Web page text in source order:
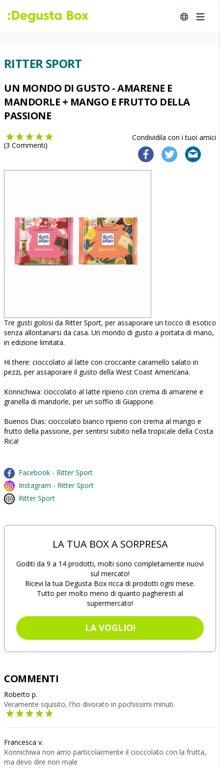
RITTER SPORT
UN MONDO DI GUSTO - AMARENE E
MANDORLE + MANGO E FRUTTO DELLA
PASSIONE
Condividila con i tuoi amici
(3 Commenti)
Tre gusti golosi da Ritter Sport, per assaporare un tocco di esotico
senza allontanarsi da casa. Un mondo di gusto a portata di mano,
in edizione limitata.
Hi there: cioccolato al latte con croccante caramello salato in
pezzi, per assaporare il gusto della West Coast Americana.
Konnichiwa: cioccolato al latte ripieno con crema di amarene e
granella di mandorle, per un soffio di Giappone.
Buenos Dias: cioccolato bianco ripieno con crema al mango e
frutto della passione, per sentirsi subito nella tropicale della Costa
Rica!
Facebook - Ritter Sport
Instagram - Ritter Sport
Ritter Sport
LA TUA BOX A SORPRESA
Goditi da 9 a 14 prodotti, molti sono completamente nuovi
sul mercato!
Ricevi la tua Degusta Box ricca di prodotti ogni mese.
Tutto per molto meno di quanto pagheresti al
supermercato!
LA VOGLIO!
COMMENTI
Roberto p.
Veramente squisito, l'ho divorato in pochissimi minuti.
Francesca v.
Konnichiwa non amo particolarmente il cioccolato con la frutta,
ma devo dire non male